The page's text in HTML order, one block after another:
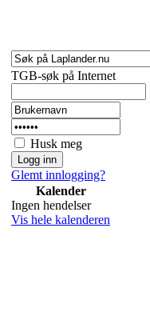
TGB-søk på Internet
Husk meg
Glemt innlogging?
Kalender
Ingen hendelser
Vis hele kalenderen